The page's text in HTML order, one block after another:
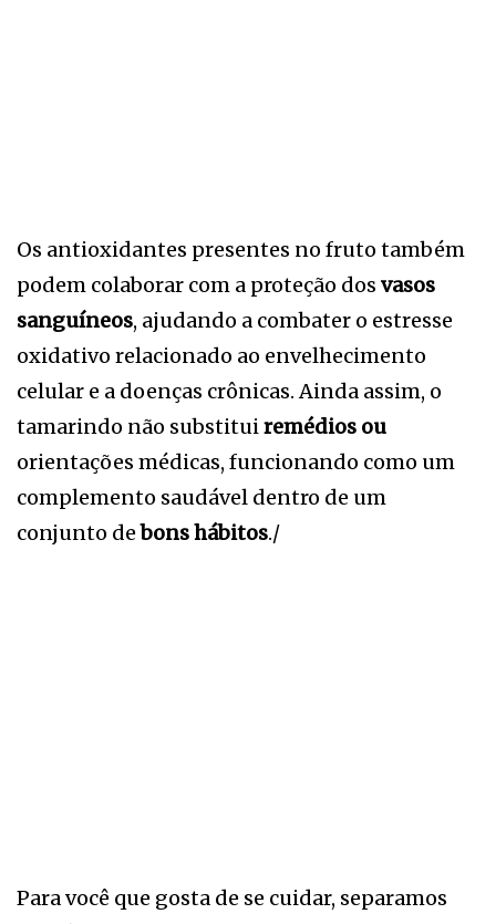
Os antioxidantes presentes no fruto também
podem colaborar com a proteção dos vasos
sanguíneos, ajudando a combater o estresse
oxidativo relacionado ao envelhecimento
celular e a doenças crônicas. Ainda assim, o
tamarindo não substituiremédios ou
orientações médicas, funcionando como um
complemento saudável dentro de um
conjunto debons hábitos./
Para você que gosta de se cuidar, separamos